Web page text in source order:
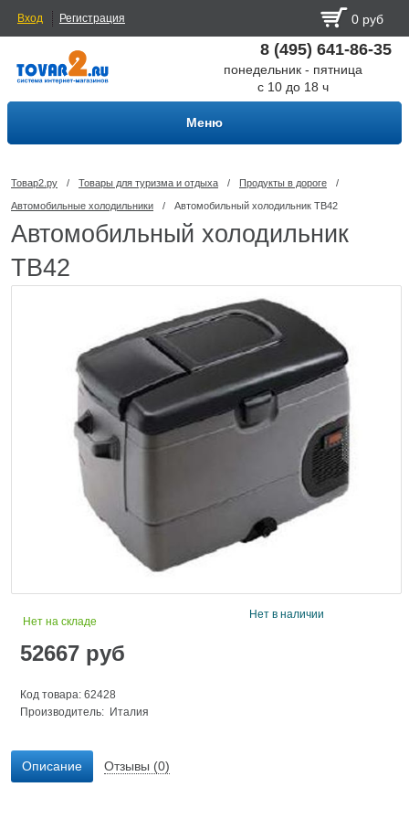
Вход Регистрация 0 руб
8 (495) 641-86-35
понедельник - пятница
с 10 до 18 ч
Меню
Товар2.ру / Товары для туризма и отдыха / Продукты в дороге /
Автомобильные холодильники / Автомобильный холодильник ТВ42
Автомобильный холодильник
ТВ42
Нет на складе
52667 руб
Код товара: 62428
Производитель: Италия
Нет в наличии
Описание Отзывы (0)